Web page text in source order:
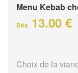
Menu Kebab
Dès 13.00 €
Choix de la